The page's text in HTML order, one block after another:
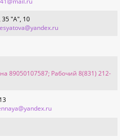
35 "А", 10
89050107587; Рабочий 8(831) 212-